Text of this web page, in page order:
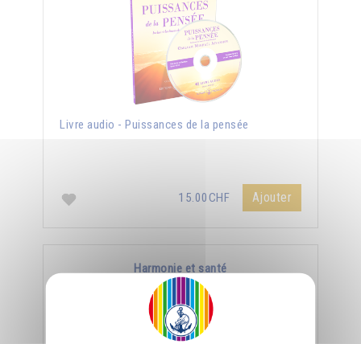
Livre audio - Puissances de la pensée
15.00CHF Ajouter
Harmonie et santé